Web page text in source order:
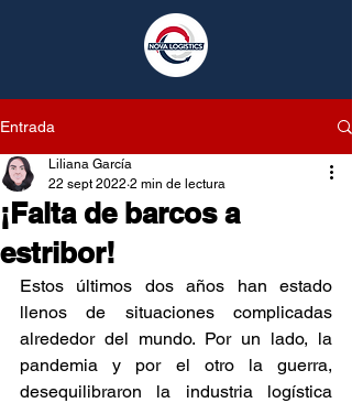
Entrada
¡Falta de barcos a
estribor!
Liliana García
22 sept 2022 2 min de lectura
Estos últimos dos años han estado
llenos de situaciones complicadas
alrededor del mundo. Por un lado, la
pandemia y por el otro la guerra,
desequilibraron la industria logística